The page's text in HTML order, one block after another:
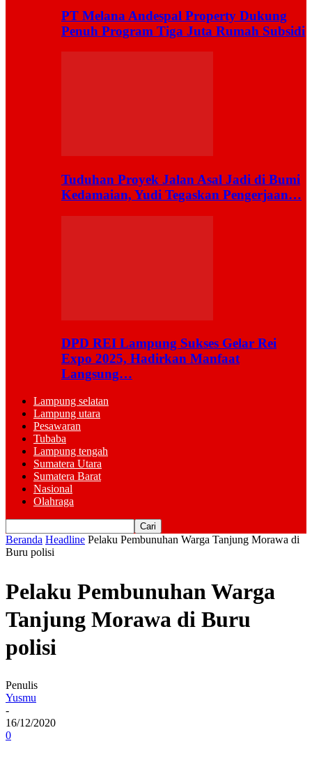
PT Melana Andespal Property Dukung
Penuh Program Tiga Juta Rumah Subsidi
Tuduhan Proyek Jalan Asal Jadi di Bumi
Kedamaian, Yudi Tegaskan Pengerjaan…
DPD REI Lampung Sukses Gelar Rei
Expo 2025, Hadirkan Manfaat
Langsung…
Lampung selatan
Lampung utara
Pesawaran
Tubaba
Lampung tengah
Sumatera Utara
Sumatera Barat
Nasional
Olahraga
Beranda Headline Pelaku Pembunuhan Warga Tanjung Morawa di
Buru polisi
Pelaku Pembunuhan Warga
Tanjung Morawa di Buru
polisi
Penulis
Yusmu
-
16/12/2020
0